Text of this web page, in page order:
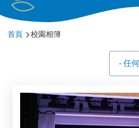
導
首頁 校園相簿